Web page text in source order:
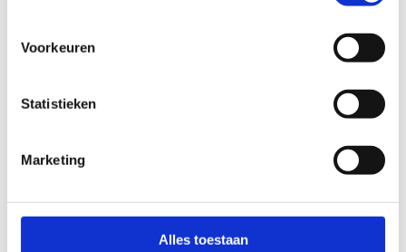
Voorkeuren
Statistieken
Marketing
Alles toestaan